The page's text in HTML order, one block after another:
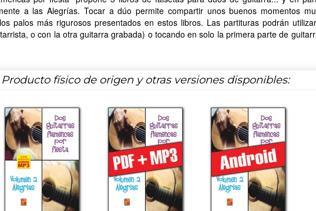
a las Alegrías. Tocar a dúo permite compartir unos buenos momentos
palos más rigurosos presentados en estos libros. Las partituras podrán
o con la otra guitarra grabada) o tocando en solo la primera parte de
Producto físico de origen y otras versiones disponibles: